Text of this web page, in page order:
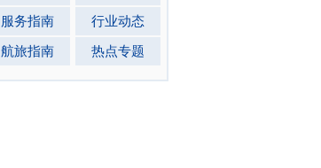
服务指南
行业动态
航旅指南 热点专题